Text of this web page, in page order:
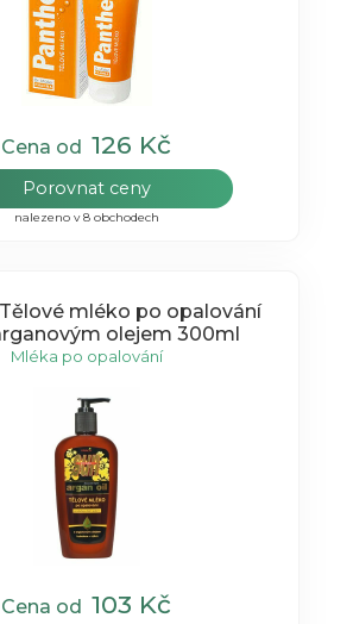
Cena od126 Kč
Porovnat ceny
nalezeno v 8 obchodech
mléko po opalování
olejem 300ml
Mléka po opalování
Cena od103 Kč